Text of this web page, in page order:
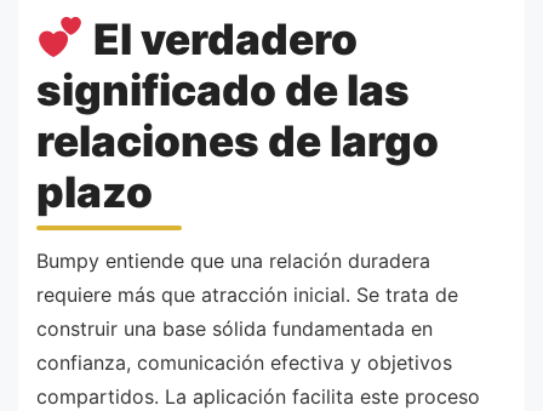
El verdadero
significado de las
relaciones de largo
plazo
Bumpy entiende que una relación duradera
requiere más que atracción inicial. Se trata de
construir una base sólida fundamentada en
confianza, comunicación efectiva y objetivos
compartidos. La aplicación facilita este proceso